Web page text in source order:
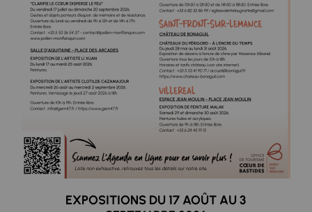
EXPOSITIONS DU 17 AOÛT AU 3